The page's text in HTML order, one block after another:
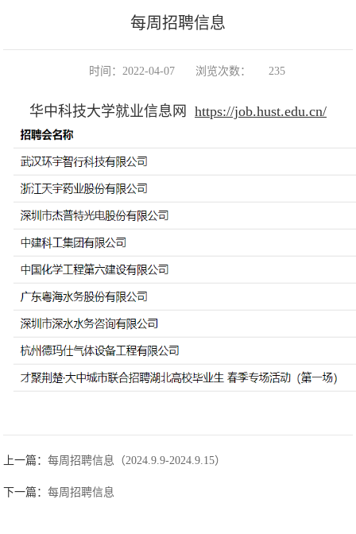
每周招聘信息
时间：2022-04-07 浏览次数： 235
华中科技大学就业信息网 https://job.hust.edu.cn/
上一篇：每周招聘信息（2024.9.9-2024.9.15）
下一篇：每周招聘信息